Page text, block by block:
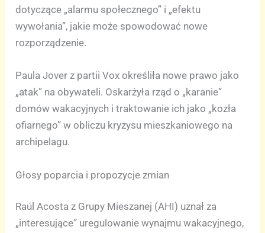
dotyczące „alarmu społecznego” i „efektu
wywołania”, jakie może spowodować nowe
rozporządzenie.
Paula Jover z partii Vox określiła nowe prawo jako
„atak” na obywateli. Oskarżyła rząd o „karanie”
domów wakacyjnych i traktowanie ich jako „kozła
ofiarnego” w obliczu kryzysu mieszkaniowego na
archipelagu.
Głosy poparcia i propozycje zmian
Raúl Acosta z Grupy Mieszanej (AHI) uznał za
„interesujące” uregulowanie wynajmu wakacyjnego,